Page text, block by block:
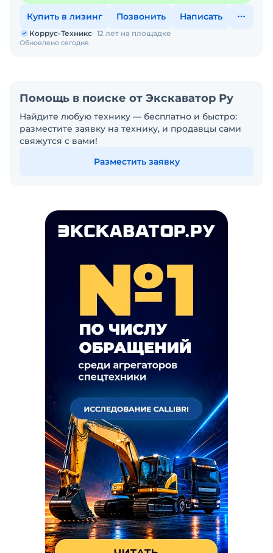
Купить в лизинг Позвонить Написать
Обновлено сегодня
Коррус-Техникс 12 лет на площадке
Помощь в поиске от Экскаватор Ру
Найдите любую технику — бесплатно и быстро:
разместите заявку на технику, и продавцы сами
свяжутся с вами!
Разместить заявку